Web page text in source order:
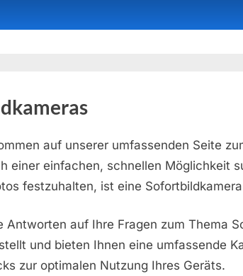
auf unserer umfassenden Seite
einer einfachen, schnellen Möglichkeit
festzuhalten, ist eine
Antworten auf Ihre Fragen zum Thema
und bieten Ihnen eine umfassende
zur optimalen Nutzung Ihres Geräts.